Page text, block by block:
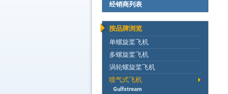
经销商列表
按品牌浏览
单螺旋桨飞机
多螺旋桨飞机
涡轮螺旋桨飞机
喷气式飞机
Gulfstream